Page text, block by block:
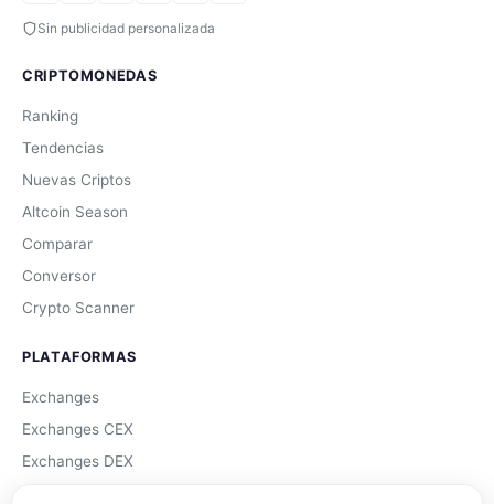
Sin publicidad personalizada
CRIPTOMONEDAS
Ranking
Tendencias
Nuevas Criptos
Altcoin Season
Comparar
Conversor
Crypto Scanner
PLATAFORMAS
Exchanges
Exchanges CEX
Exchanges DEX